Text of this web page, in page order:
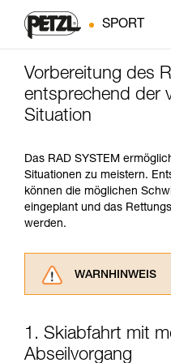
SPORT
Vorbereitung des
entsprechend der
Situation
Das RAD SYSTEM
Situationen zu meistern.
können die möglichen
eingeplant und das
werden.
WARNHINWEIS
aufmerksam
ziehen. Um diese
1. Skiabfahrt mit
Abseilvorgang